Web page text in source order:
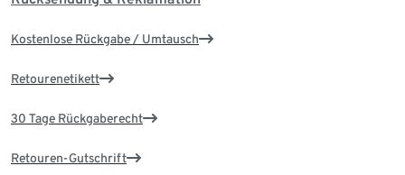
Kostenlose Rückgabe / Umtausch
Retourenetikett
30 Tage Rückgaberecht
Retouren-Gutschrift